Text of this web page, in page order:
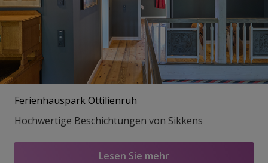
Ferienhauspark Ottilienruh
Hochwertige Beschichtungen von Sikkens
Lesen Sie mehr